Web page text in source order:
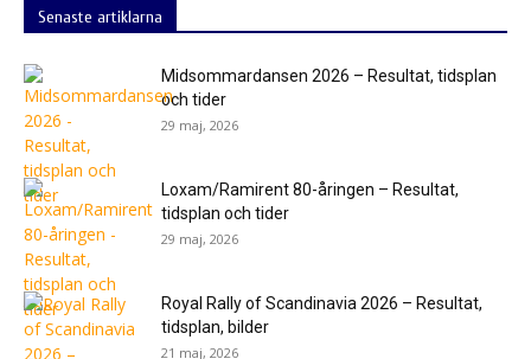
Senaste artiklarna
Midsommardansen 2026 – Resultat, tidsplan
och tider
29 maj, 2026
Loxam/Ramirent 80-åringen – Resultat,
tidsplan och tider
29 maj, 2026
Royal Rally of Scandinavia 2026 – Resultat,
tidsplan, bilder
21 maj, 2026